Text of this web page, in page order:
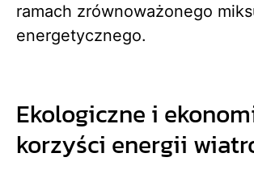
ramach zrównoważonego
energetycznego.
Ekologiczne i
korzyści energii